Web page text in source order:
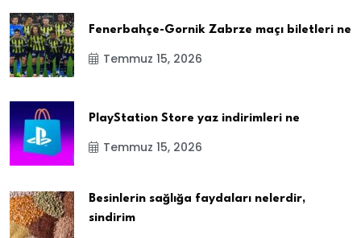
Fenerbahçe-Gornik Zabrze maçı biletleri ne
Temmuz 15, 2026
PlayStation Store yaz indirimleri ne
Temmuz 15, 2026
Besinlerin sağlığa faydaları nelerdir,
sindirim